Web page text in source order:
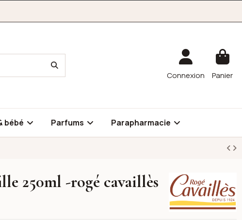
Connexion Panier
bébé Parfums Parapharmacie
Rogé Cavaillès
250ml -rogé cavaillès